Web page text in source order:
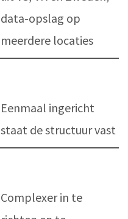
data-opslag op
meerdere locaties
Eenmaal ingericht
staat de structuur vast
Complexer in te